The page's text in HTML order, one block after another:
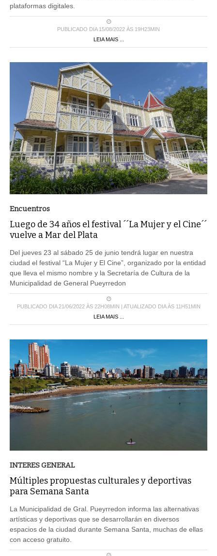
plataformas digitales.
PUBLICADO DIA 15/08/2022 ÀS 19H23MIN
LEIA MAIS ...
Encuentros
Luego de 34 años el festival ´´La Mujer y el Cine´´
vuelve a Mar del Plata
Del jueves 23 al sábado 25 de junio tendrá lugar en nuestra
ciudad el festival “La Mujer y El Cine”, organizado por la entidad
que lleva el mismo nombre y la Secretaría de Cultura de la
Municipalidad de General Pueyrredon
PUBLICADO DIA 21/06/2022 ÀS 22H08MIN | ATUALIZADO DIA ÀS 11H51MIN
LEIA MAIS ...
INTERES GENERAL
Múltiples propuestas culturales y deportivas
para Semana Santa
La Municipalidad de Gral. Pueyrredon informa las alternativas
artísticas y deportivas que se desarrollarán en diversos
espacios de la ciudad durante Semana Santa, muchas de ellas
con acceso gratuito.